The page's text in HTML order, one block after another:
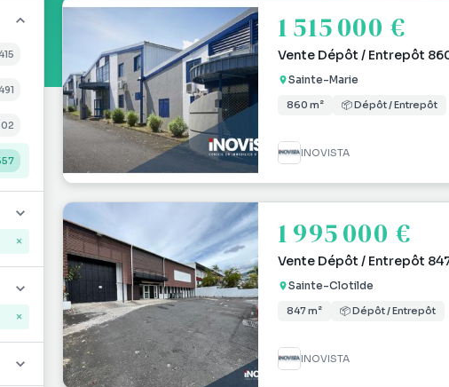
12
×
×
1 515 000 €
Vente Dépôt / Entrepôt
Sainte-Marie
860 m² 📦 Dépôt / Entrepôt
INOVISTA
1 995 000 €
Vente Dépôt / Entrepôt
Sainte-Clotilde
847 m² 📦 Dépôt / Entrepôt
INOVISTA